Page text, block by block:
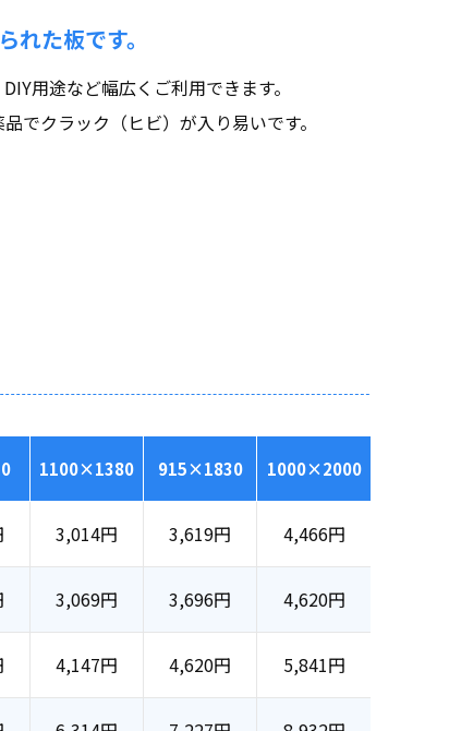
た板です。
用途など幅広くご利用できます。
クラック（ヒビ）が入り易いです。
1100×1380 915×1830 1000×2000
3,014円 3,619円 4,466円
3,069円 3,696円 4,620円
4,147円 4,620円 5,841円